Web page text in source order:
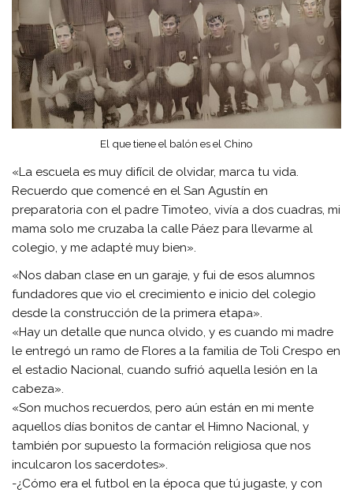
El que tiene el balón es el Chino
«La escuela es muy difícil de olvidar, marca tu vida.
Recuerdo que comencé en el San Agustín en
preparatoria con el padre Timoteo, vivía a dos cuadras, mi
mama solo me cruzaba la calle Páez para llevarme al
colegio, y me adapté muy bien».
«Nos daban clase en un garaje, y fui de esos alumnos
fundadores que vio el crecimiento e inicio del colegio
desde la construcción de la primera etapa».
«Hay un detalle que nunca olvido, y es cuando mi madre
le entregó un ramo de Flores a la familia de Toli Crespo en
el estadio Nacional, cuando sufrió aquella lesión en la
cabeza».
«Son muchos recuerdos, pero aún están en mi mente
aquellos días bonitos de cantar el Himno Nacional, y
también por supuesto la formación religiosa que nos
inculcaron los sacerdotes».
-¿Cómo era el futbol en la época que tú jugaste, y con